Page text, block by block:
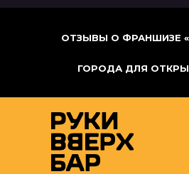
ОТЗЫВЫ О ФРАНШИЗЕ
ГОРОДА ДЛЯ